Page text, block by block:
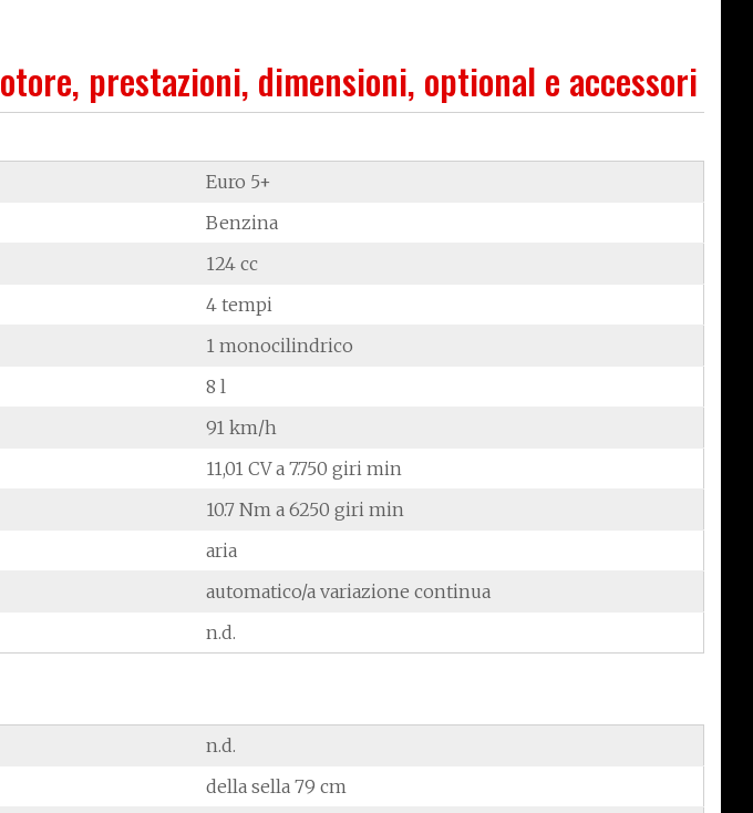
prestazioni, dimensioni, optional e accessori
Euro 5+
Benzina
124 cc
4 tempi
1 monocilindrico
8 l
91 km/h
11,01 CV a 7.750 giri min
10.7 Nm a 6250 giri min
aria
automatico/a variazione continua
n.d.
n.d.
della sella 79 cm